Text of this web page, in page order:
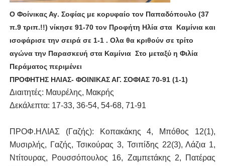
O Φοίνικας Αγ. Σοφίας με κορυφαίο τον Παπαδόπουλο (37
π.9 τριπ.!!) νίκησε 91-70 τον Προφήτη Ηλία στα Καμίνια και
ισοφάρισε την σειρά σε 1-1 . Ολα θα κριθούν σε τρίτο
αγώνα την Παρασκευή στα Καμίνια Στο μεταξύ η Φιλία
Περάματος περιμένει
ΠΡΟΦΗΤΗΣ ΗΛΙΑΣ- ΦΟΙΝΙΚΑΣ ΑΓ. ΣΟΦΙΑΣ 70-91 (1-1)
Διαιτητές: Μαυρέλης, Μακρής
Δεκάλεπτα: 17-33, 36-54, 54-68, 71-91
ΠΡΟΦ.ΗΛΙΑΣ (Γαζής): Κοπακάκης 4, Μπόθος 12(1),
Μυσιρλής, Γαζής, Τσικούρας 3, Τσιπίδης 22(3), Λάζια 1,
Ντίτουρας, Ρουσσόπουλος 16, Ζαμπετάκης 2, Πατέρας